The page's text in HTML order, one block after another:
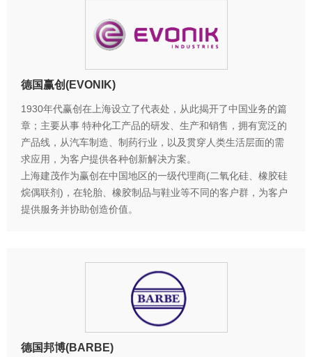
德国赢创(EVONIK)
1930年代赢创在上海设立了代表处，从此揭开了中国业务的篇
章；主要从事 特种化工产品的研发、生产和销售，拥有宽泛的
产品线，从汽车制造、制药行业，以及贯穿人类生活层面的需
求应用，为客户提供各种创新解决方案。
上海建茂作为赢创在中国地区的一级代理商(二氧化硅、橡胶硅
烷偶联剂)，在轮胎、橡胶制品与鞋业等不同的客户群，为客户
提供服务并协助创造价值。
德国邦博(BARBE)